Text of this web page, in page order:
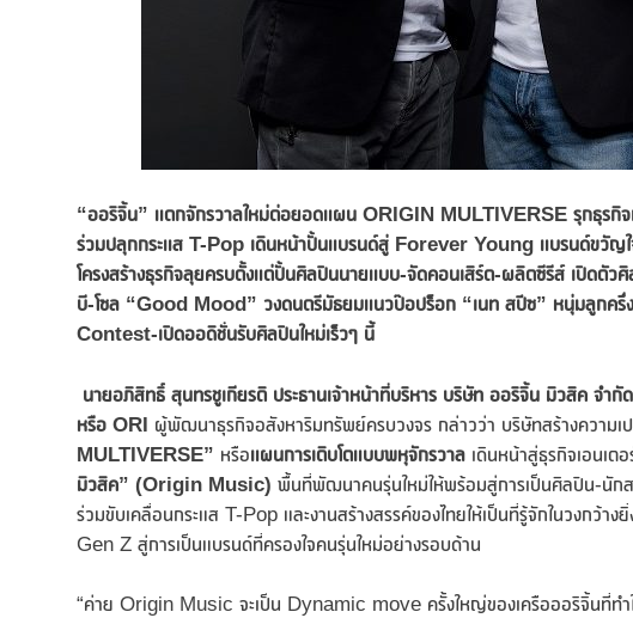
“ออริจิ้น” แตกจักรวาลใหม่ต่อยอดแผน ORIGIN MULTIVERSE รุกธุรกิจ
ร่วมปลุกกระแส T-Pop เดินหน้าปั้นแบรนด์สู่ Forever Young แบรนด์ขวัญใ
โครงสร้างธุรกิจลุยครบตั้งแต่ปั้นศิลปินนายแบบ-จัดคอนเสิร์ต-ผลิตซีรีส์ เปิดตัว
บี-โซล “Good Mood” วงดนตรีมัธยมแนวป๊อปร็อก “เนท สปีซ” หนุ่มลูกครึ่
Contest-เปิดออดิชั่นรับศิลปินใหม่เร็วๆ นี้
นายอภิสิทธิ์ สุนทรชูเกียรติ ประธานเจ้าหน้าที่บริหาร บริษัท ออริจิ้น มิวสิค จำกัด
หรือ ORI ผู้พัฒนาธุรกิจอสังหาริมทรัพย์ครบวงจร กล่าวว่า บริษัทสร้างความ
MULTIVERSE” หรือแผนการเติบโตแบบพหุจักรวาล เดินหน้าสู่ธุรกิจเอนเต
มิวสิค” (Origin Music) พื้นที่พัฒนาคนรุ่นใหม่ให้พร้อมสู่การเป็นศิลปิน-นักสร้
ร่วมขับเคลื่อนกระแส T-Pop และงานสร้างสรรค์ของไทยให้เป็นที่รู้จักในวงกว้
Gen Z สู่การเป็นแบรนด์ที่ครองใจคนรุ่นใหม่อย่างรอบด้าน
“ค่าย Origin Music จะเป็น Dynamic move ครั้งใหญ่ของเครือออริจิ้นที่ทำให้